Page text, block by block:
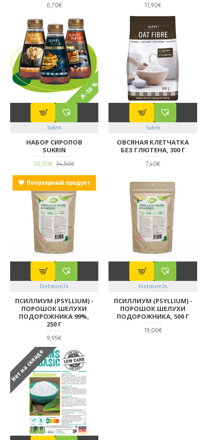
6,70€ 11,90€
-10 %
Sukrin
НАБОР СИРОПОВ
SUKRIN
30,90€ 34,50€
Sukrin
ОВСЯНАЯ КЛЕТЧАТКА
БЕЗ ГЛЮТЕНА, 300 Г
7,40€
Популярный продукт
Dietstore24
ПСИЛЛИУМ (PSYLLIUM) -
ПОРОШОК ШЕЛУХИ
ПОДОРОЖНИКА 99%,
250 Г
9,95€
Dietstore24
ПСИЛЛИУМ (PSYLLIUM) -
ПОРОШОК ШЕЛУХИ
ПОДОРОЖНИКА, 500 Г
19,00€
Нет на складе